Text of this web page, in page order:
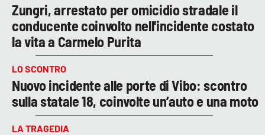
Zungri, arrestato per omicidio stradale il
conducente coinvolto nell'incidente costato
la vita a Carmelo Purita
LO SCONTRO
Nuovo incidente alle porte di Vibo: scontro
sulla statale 18, coinvolte un’auto e una moto
LA TRAGEDIA